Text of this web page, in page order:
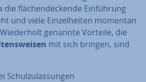
die flä­chen­de­cken­de Ein­füh­rung
und viele Ein­zel­hei­ten momentan
genannte Vorteile, die
mit sich bringen, sind
Schul­zu­las­sun­gen